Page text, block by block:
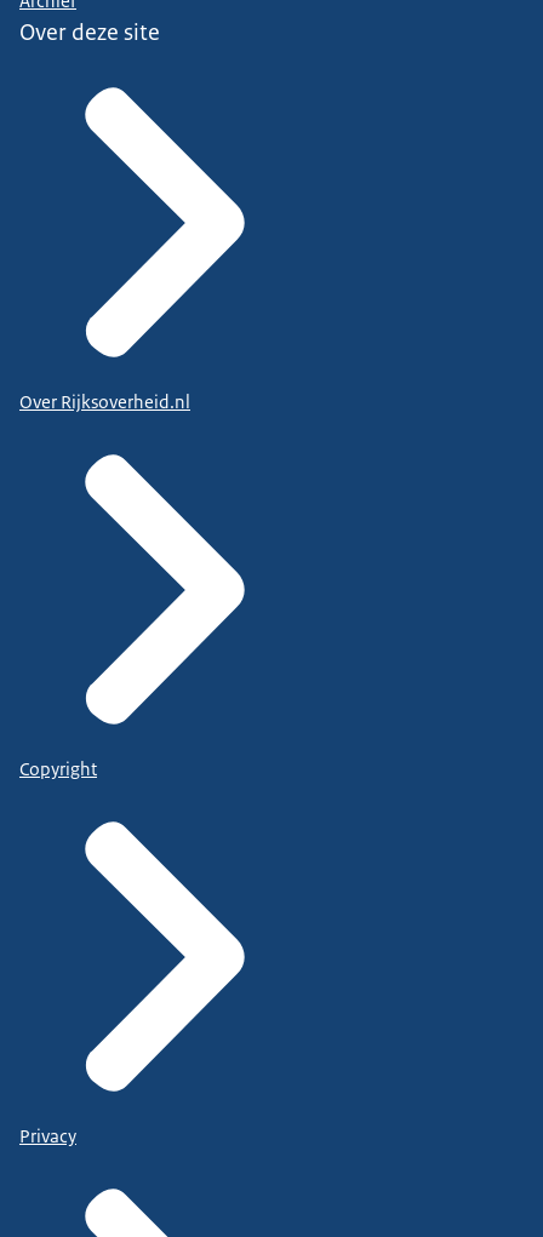
Over deze site
Over Rijksoverheid.nl
Copyright
Privacy